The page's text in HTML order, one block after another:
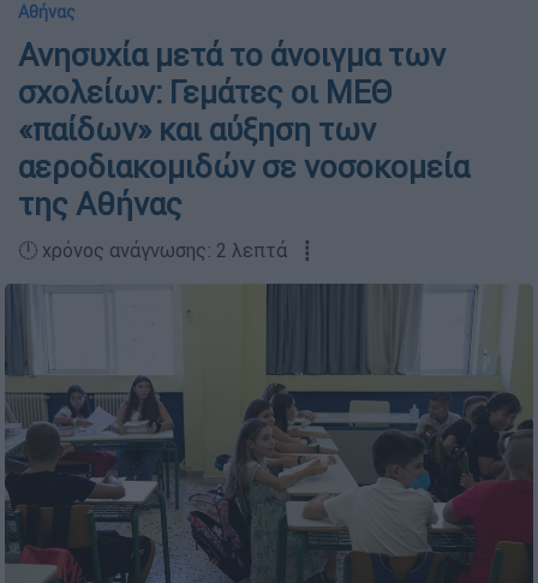
Αθήνας
Ανησυχία μετά το άνοιγμα των
σχολείων: Γεμάτες οι ΜΕΘ
«παίδων» και αύξηση των
αεροδιακομιδών σε νοσοκομεία
της Αθήνας
🕛 χρόνος ανάγνωσης: 2 λεπτά ┋